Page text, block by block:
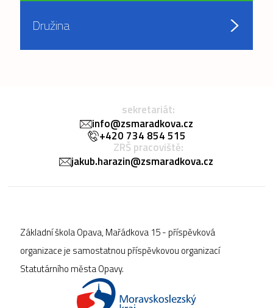
Družina
sekretariát:
info@zsmaradkova.cz
+420 734 854 515
ZRŠ pracoviště:
jakub.harazin@zsmaradkova.cz
Základní škola Opava, Mařádkova 15 - příspěvková
organizace je samostatnou příspěvkovou organizací
Statutárního města Opavy.